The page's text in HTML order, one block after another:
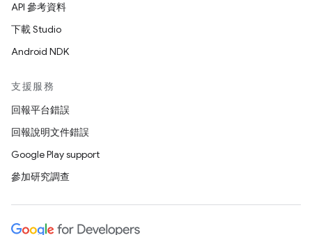
API 參考資料
下載 Studio
Android NDK
支援服務
回報平台錯誤
回報說明文件錯誤
Google Play support
參加研究調查